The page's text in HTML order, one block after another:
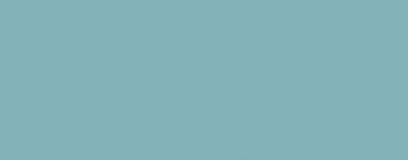
RESTAURANT